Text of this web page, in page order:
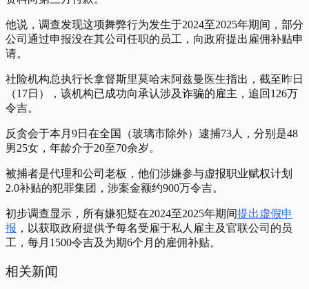
他说，调查发现这项舞弊行为发生于2024至2025年期间，部分
公司通过申报没在其公司任职的员工，向政府提出雇佣补贴申
请。
社险机构总执行长拿督斯里莫哈末阿兹曼医生指出，截至昨日
（17日），该机构已成功向承认涉及诈骗的雇主，追回126万
令吉。
反贪会于本月9日在全国（玻璃市除外）逮捕73人，分别是48
男25女，年龄介于20至70余岁。
被捕者是代理和公司老板，他们涉嫌参与虚报职业赋权计划
2.0补贴的犯罪集团，涉案金额约900万令吉。
初步调查显示，所有嫌犯疑在2024至2025年期间提出虚假申
报 ，以获取政府提供予每名受雇于私人雇主及官联公司的员
工，每月1500令吉及为期6个月的雇佣补贴。
相关新闻